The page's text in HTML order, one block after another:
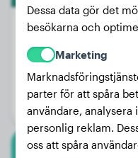
Vikt:
Ålder:
Kön:
Dessa data gör det
besökarna och
Marketing
parter för att spåra
användare, analysera
personlig reklam.
oss att spåra